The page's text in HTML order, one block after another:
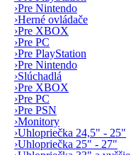
›Pre Nintendo
›Herné ovládače
›Pre XBOX
›Pre PC
›Pre PlayStation
›Pre Nintendo
›Slúchadlá
›Pre XBOX
›Pre PC
›Pre PSN
›Monitory
›Uhlopriečka 24,5" - 25"
›Uhlopriečka 25" - 27"